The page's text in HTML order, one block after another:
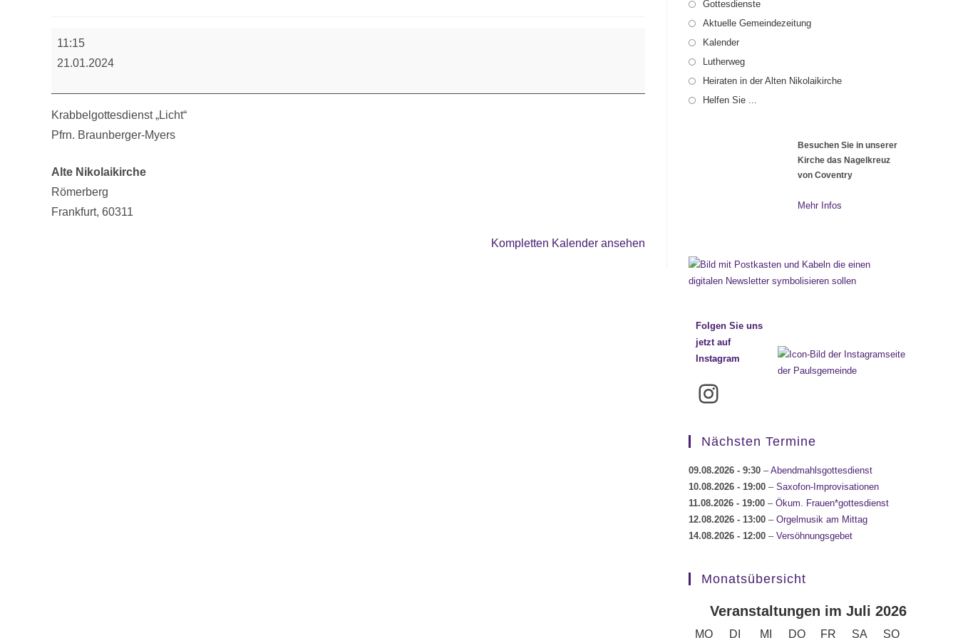
Krabbelgottesdienst
11:15
21.01.2024
Krabbelgottesdienst „Licht“
Pfrn. Braunberger-Myers
Alte Nikolaikirche
Römerberg
Frankfurt, 60311
Kompletten Kalender ansehen
Gottesdienste
Aktuelle Gemeindezeitung
Kalender
Lutherweg
Heiraten in der Alten Nikolaikirche
Helfen Sie ...
Besuchen Sie in unserer
Kirche das Nagelkreuz
von Coventry
Mehr Infos
Folgen Sie uns
jetzt auf
Instagram
Instagram
Nächsten Termine
09.08.2026 - 9:30 –Abendmahlsgottesdienst
10.08.2026 - 19:00 – Saxofon-Improvisationen
11.08.2026 - 19:00 – Ökum. Frauen*gottesdienst
12.08.2026 - 13:00 – Orgelmusik am Mittag
14.08.2026 - 12:00 – Versöhnungsgebet
Monatsübersicht
Veranstaltungen im Juli 2026
MO MONTAG
DI DIENSTAG
MI MITTWOCH
DO DONNERSTAG
FR FREITAG
SA SAMSTAG
SOSONNTAG